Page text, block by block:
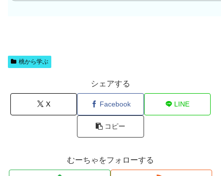
桃から学ぶ
シェアする
X Facebook LINE
コピー
むーちゃをフォローする